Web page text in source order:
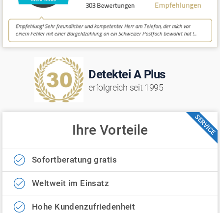
Detektei A Plus
erfolgreich seit 1995
SERVICE
Ihre Vorteile
Sofortberatung gratis
Weltweit im Einsatz
Hohe Kundenzufriedenheit